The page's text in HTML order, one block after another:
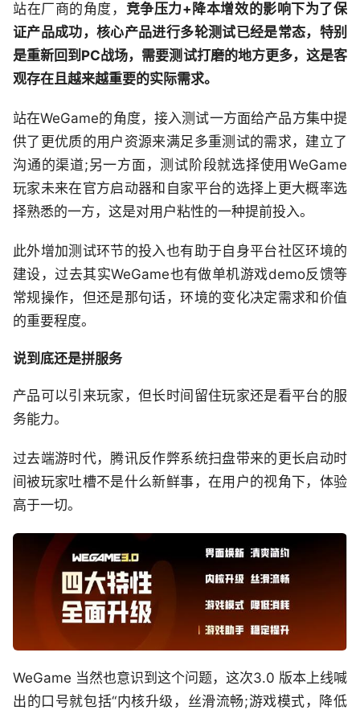
站在厂商的角度， 竞争压力+降本增效的影响下为了保
证产品成功，核心产品进行多轮测试已经是常态，特别
是重新回到PC战场，需要测试打磨的地方更多，这是客
观存在且越来越重要的实际需求。
站在WeGame的角度，接入测试一方面给产品方集中提
供了更优质的用户资源来满足多重测试的需求，建立了
沟通的渠道;另一方面，测试阶段就选择使用WeGame
玩家未来在官方启动器和自家平台的选择上更大概率选
择熟悉的一方，这是对用户粘性的一种提前投入。
此外增加测试环节的投入也有助于自身平台社区环境的
建设，过去其实WeGame也有做单机游戏demo反馈等
常规操作，但还是那句话，环境的变化决定需求和价值
的重要程度。
说到底还是拼服务
产品可以引来玩家，但长时间留住玩家还是看平台的服
务能力。
过去端游时代，腾讯反作弊系统扫盘带来的更长启动时
间被玩家吐槽不是什么新鲜事，在用户的视角下，体验
高于一切。
WeGame 当然也意识到这个问题，这次3.0 版本上线喊
出的口号就包括“内核升级，丝滑流畅;游戏模式，降低